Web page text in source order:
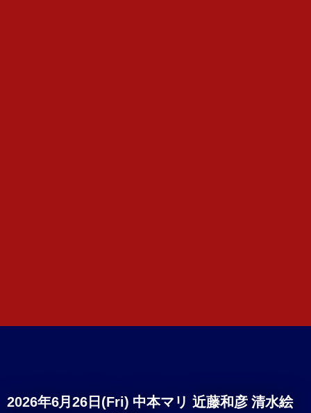
2026年6月26日(Fri) 中本マリ 近藤和彦 清水絵